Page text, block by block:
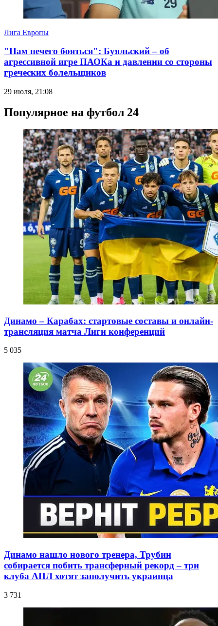
Лига Европы
"Нам нечего бояться": Буяльский – об
агрессивной игре ПАОКа и давлении со стороны
греческих болельщиков
29 июля, 21:08
Популярное на футбол 24
Динамо – Карабах: стартовые составы и онлайн-
трансляция матча Лиги конференций
5 035
Динамо нашло нового тренера, Трубин
собирается побить трансферный рекорд – три
клуба АПЛ хотят заполучить украинца
3 731